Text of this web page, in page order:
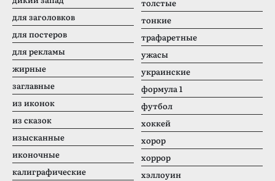
для заголовков
для постеров
для рекламы
жирные
заглавные
из иконок
из сказок
изысканные
иконочные
калиграфические
толстые
тонкие
трафаретные
ужасы
украинские
формула 1
футбол
хоккей
хорор
хоррор
хэллоуин